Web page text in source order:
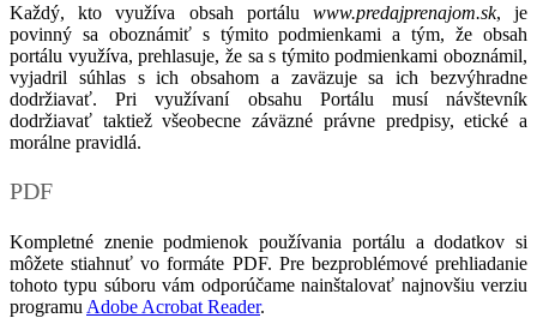
Každý, kto využíva obsah portálu www.predajprenajom.sk, je
povinný sa oboznámiť s týmito podmienkami a tým, že obsah
portálu využíva, prehlasuje, že sa s týmito podmienkami oboznámil,
vyjadril súhlas s ich obsahom a zaväzuje sa ich bezvýhradne
dodržiavať. Pri využívaní obsahu Portálu musí návštevník
dodržiavať taktiež všeobecne záväzné právne predpisy, etické a
morálne pravidlá.
PDF
Kompletné znenie podmienok používania portálu a dodatkov si
môžete stiahnuť vo formáte PDF. Pre bezproblémové prehliadanie
tohoto typu súboru vám odporúčame nainštalovať najnovšiu verziu
programu Adobe Acrobat Reader.